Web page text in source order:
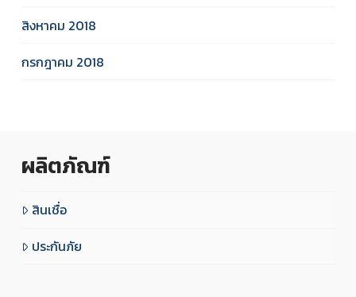
สิงหาคม 2018
กรกฎาคม 2018
ผลิตภัณฑ์
สินเชื่อ
ประกันภัย